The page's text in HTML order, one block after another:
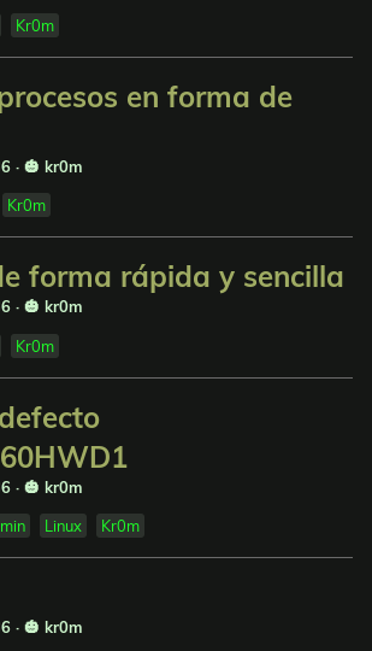
Kr0m
en forma de
· 🎃 kr0m
Kr0m
forma rápida y sencilla
· 🎃 kr0m
Kr0m
· 🎃 kr0m
Linux Kr0m
· 🎃 kr0m